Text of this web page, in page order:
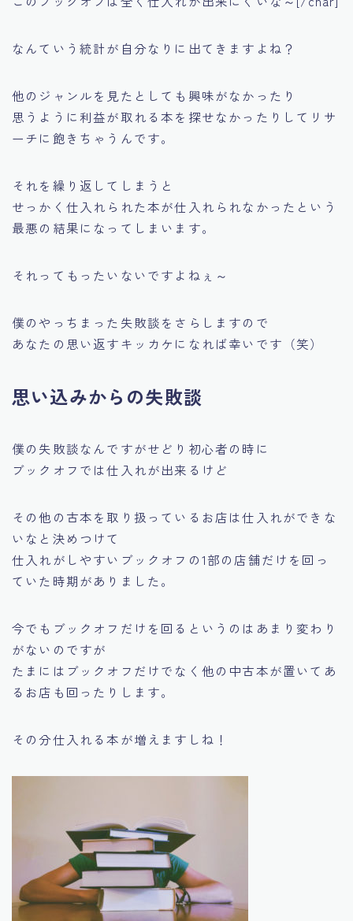
なんていう統計が自分なりに出てきますよね？
他のジャンルを見たとしても興味がなかったり
思うように利益が取れる本を探せなかったりして リサ
ーチに飽きちゃうんです。
それを繰り返してしまうと
せっかく仕入れられた本が仕入れられなかったという
最悪の結果になってしまいます。
それってもったいないですよねぇ～
僕のやっちまった失敗談をさらしますので
あなたの思い返すキッカケになれば幸いです（笑）
思い込みからの失敗談
僕の失敗談なんですがせどり初心者の時に
ブックオフでは仕入れが出来るけど
その他の古本を取り扱っているお店は仕入れができな
いなと決めつけて
仕入れがしやすいブックオフの1部の店舗だけを回っ
ていた時期がありました。
今でもブックオフだけを回るというのはあまり変わり
がないのですが
たまにはブックオフだけでなく他の中古本が置いてあ
るお店も回ったりします。
その分仕入れる本が増えますしね！